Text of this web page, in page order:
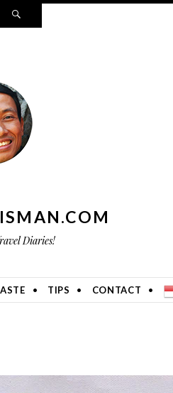
Diaries!
TIPS CONTACT